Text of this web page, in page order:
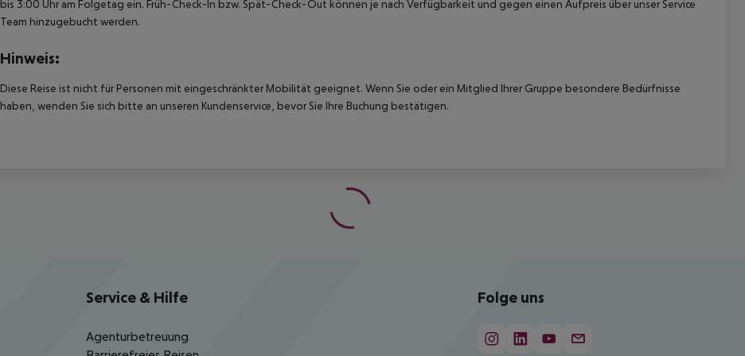
bis 3:00 Uhr am Folgetag ein. Früh-Check-In bzw. Spät-Check-Out können je nach Verfügbarkeit und gegen einen Aufpreis über unser Service
Team hinzugebucht werden.
Hinweis:
Diese Reise ist nicht für Personen mit eingeschränkter Mobilität geeignet. Wenn Sie oder ein Mitglied Ihrer Gruppe besondere Bedürfnisse
haben, wenden Sie sich bitte an unseren Kundenservice, bevor Sie Ihre Buchung bestätigen.
Service & Hilfe
Agenturbetreuung
Folge uns